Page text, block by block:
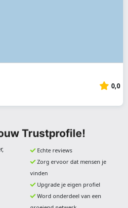
0,0
Trustprofile!
Echte reviews
Zorg ervoor dat mensen je
vinden
Upgrade je eigen profiel
Word onderdeel van een